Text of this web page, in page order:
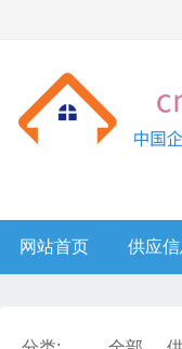
网站首页 供应信